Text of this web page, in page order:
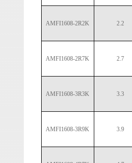
AMFI1608-2R2K 2.2
AMFI1608-2R7K 2.7
AMFI1608-3R3K 3.3
AMFI1608-3R9K 3.9